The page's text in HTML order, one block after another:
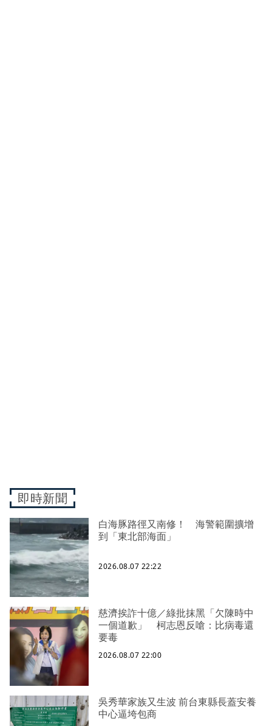
即時新聞
白海豚路徑又南修！ 海警範圍擴增
到「東北部海面」
2026.08.07 22:22
慈濟挨詐十億／綠批抹黑「欠陳時中
一個道歉」 柯志恩反嗆：比病毒還
要毒
2026.08.07 22:00
吳秀華家族又生波 前台東縣長蓋安養
中心逼垮包商